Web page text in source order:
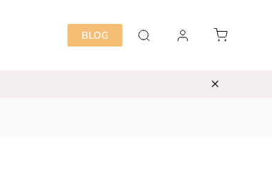
BLOG
Detská izba Starostlivosť